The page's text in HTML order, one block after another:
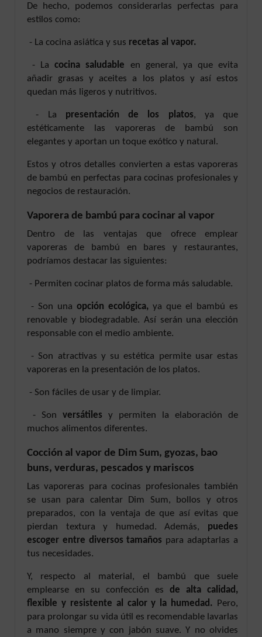
De hecho, podemos considerarlas perfectas para
estilos como:
- La cocina asiática y sus recetas al vapor.
- Lacocina saludable en general, ya que evita
añadir grasas y aceites a los platos y así estos
quedan más ligeros y nutritivos.
- La presentación de los platos, ya que
estéticamente las vaporeras de bambú son
elegantes y aportan un toque exótico y natural.
Estos y otros detalles convierten a estas vaporeras
de bambú en perfectas para cocinas profesionales y
negocios de restauración.
Vaporera de bambú para cocinar al vapor
Dentro de las ventajas que ofrece emplear
vaporeras de bambú en bares y restaurantes,
podríamos destacar las siguientes:
- Permiten cocinar platos de forma más saludable.
- Son una opción ecológica, ya que el bambú es
renovable y biodegradable. Así serán una elección
responsable con el medio ambiente.
- Son atractivas y su estética permite usar estas
vaporeras en la presentación de los platos.
- Son fáciles de usar y de limpiar.
- Son versátiles y permiten la elaboración de
muchos alimentos diferentes.
Cocción al vapor de Dim Sum, gyozas, bao
buns, verduras, pescados y mariscos
Las vaporeras para cocinas profesionales también
se usan para calentar Dim Sum, bollos y otros
preparados, con la ventaja de que así evitas que
pierdan textura y humedad. Además, puedes
escoger entre diversos tamaños para adaptarlas a
tus necesidades.
Y, respecto al material, el bambú que suele
emplearse en su confección es de alta calidad,
flexible y resistente al calor y la humedad. Pero,
para prolongar su vida útil es recomendable lavarlas
a mano siempre y con jabón suave. Y no olvides